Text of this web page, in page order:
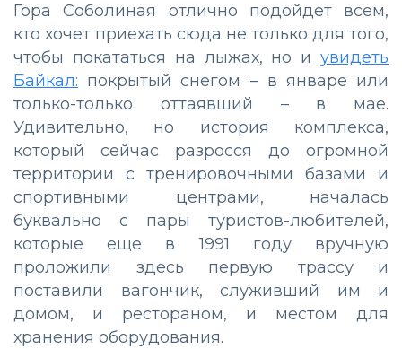
Гора Соболиная отлично подойдет всем,
кто хочет приехать сюда не только для того,
чтобы покататься на лыжах, но и увидеть
Байкал: покрытый снегом – в январе или
только-только оттаявший – в мае.
Удивительно, но история комплекса,
который сейчас разросся до огромной
территории с тренировочными базами и
спортивными центрами, началась
буквально с пары туристов-любителей,
которые еще в 1991 году вручную
проложили здесь первую трассу и
поставили вагончик, служивший им и
домом, и рестораном, и местом для
хранения оборудования.